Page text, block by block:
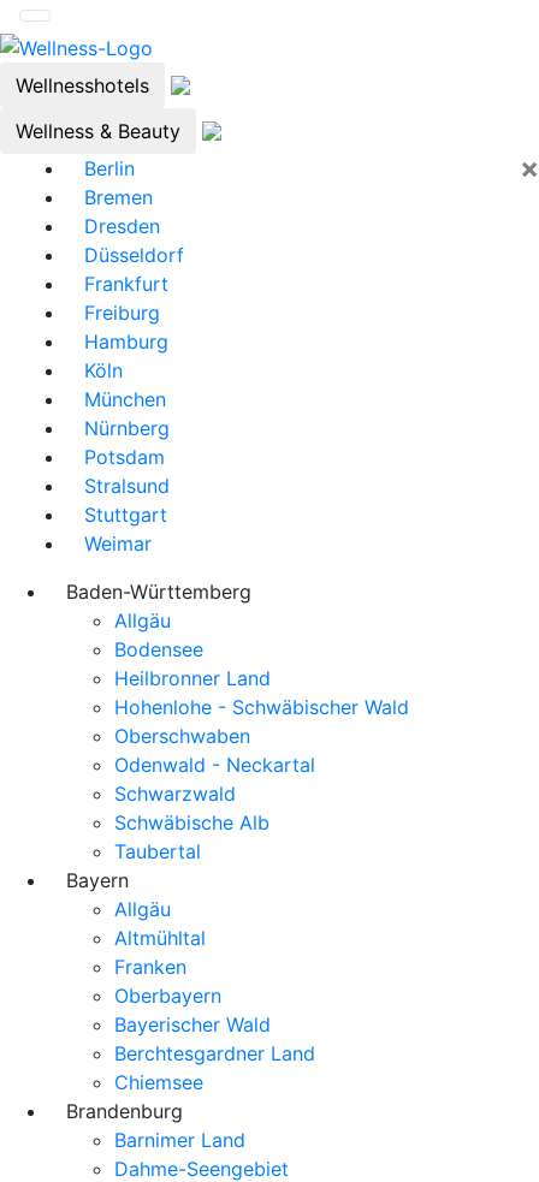
Wellnesshotels
Wellness & Beauty
×
Berlin
Bremen
Dresden
Düsseldorf
Frankfurt
Freiburg
Hamburg
Köln
München
Nürnberg
Potsdam
Stralsund
Stuttgart
Weimar
Baden-Württemberg
Allgäu
Bodensee
Heilbronner Land
Hohenlohe - Schwäbischer Wald
Oberschwaben
Odenwald - Neckartal
Schwarzwald
Schwäbische Alb
Taubertal
Bayern
Allgäu
Altmühltal
Franken
Oberbayern
Bayerischer Wald
Berchtesgardner Land
Chiemsee
Brandenburg
Barnimer Land
Dahme-Seengebiet